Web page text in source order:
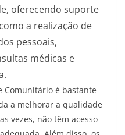
oferecendo suporte
a realização de
pessoais,
médicas e
Comunitário é bastante
a melhorar a qualidade
vezes, não têm acesso